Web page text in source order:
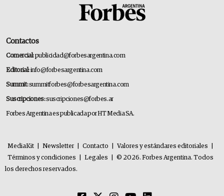
Contactos
Comercial:publicidad@forbesargentina.com
Editorial:info@forbesargentina.com
Summit:summitforbes@forbesargentina.com
Suscripciones:suscripciones@forbes.ar
Forbes Argentina es publicada por HT Media SA.
MediaKit Newsletter Contacto Valores y estándares editoriales
Términos y condiciones
Legales
© 2026. Forbes Argentina. Todos
los derechos reservados.